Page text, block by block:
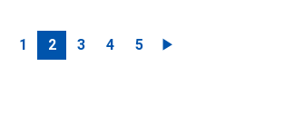
1 2 3 4 5 ▶︎